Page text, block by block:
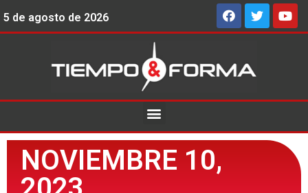
5 de agosto de 2026
NOVIEMBRE 10,